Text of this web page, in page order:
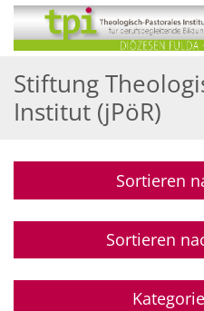
Zum Inhalt springen
Stiftung
Institut (jPöR)
Sortieren
Sortieren